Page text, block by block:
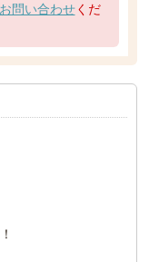
問い合わせくだ